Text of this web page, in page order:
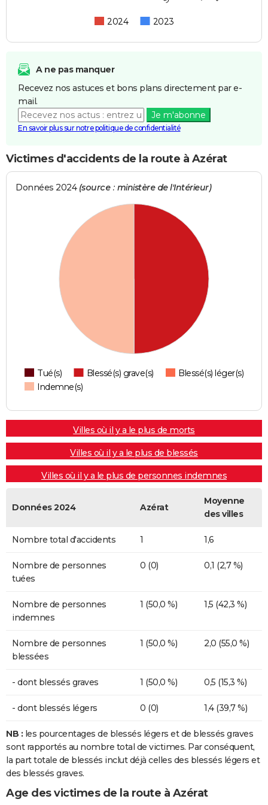
2024 2023
A ne pas manquer
Recevez nos astuces et bons plans directement par e-
mail.
Je m'abonne
En savoir plus sur notre politique de confidentialité
Victimes d'accidents de la route à Azérat
Données 2024 (source : ministère de l'Intérieur)
Tué(s) Blessé(s) grave(s)
Blessé(s) léger(s)
Indemne(s)
Villes où il y a le plus de morts
Villes où il y a le plus de blessés
Villes où il y a le plus de personnes indemnes
Données 2024 Azérat
Moyenne
des villes
Nombre total d'accidents 1 1,6
Nombre de personnes
tuées
0 (0) 0,1 (2,7 %)
Nombre de personnes
indemnes
1 (50,0 %) 1,5 (42,3 %)
Nombre de personnes
blessées
1 (50,0 %) 2,0 (55,0 %)
- dont blessés graves 1 (50,0 %) 0,5 (15,3 %)
- dont blessés légers 0 (0) 1,4 (39,7 %)
NB : les pourcentages de blessés légers et de blessés graves
sont rapportés au nombre total de victimes. Par conséquent,
la part totale de blessés inclut déjà celles des blessés légers et
des blessés graves.
Age des victimes de la route à Azérat